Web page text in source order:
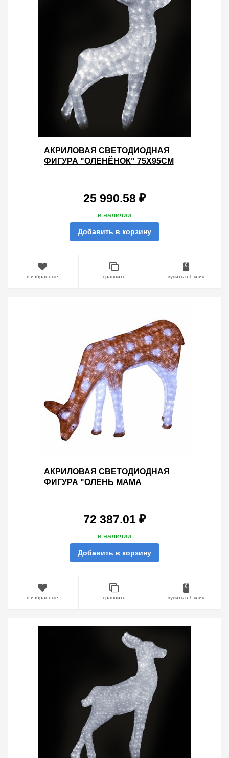
АКРИЛОВАЯ СВЕТОДИОДНАЯ
ФИГУРА "ОЛЕНЁНОК" 75X95СМ
25 990.58 ₽
в наличии
Добавить в корзину
в избранные сравнить купить в 1 клик
АКРИЛОВАЯ СВЕТОДИОДНАЯ
ФИГУРА "ОЛЕНЬ МАМА
72 387.01 ₽
в наличии
Добавить в корзину
в избранные сравнить купить в 1 клик